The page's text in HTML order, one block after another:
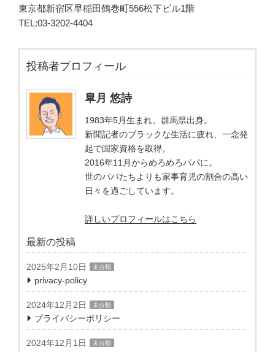
東京都新宿区早稲田鶴巻町556松下ビル1階
TEL:03-3202-4404
投稿者プロフィール
皐月 悠詩
1983年5月生まれ。群馬県出身。
新聞記者のブラックな生活に疲れ、一念発
起で国家資格を取得。
2016年11月からめろめろパパに。
世のパパたちよりも家事育児の割合の高い
日々を過ごしています。
詳しいプロフィールはこちら
最新の投稿
2025年2月10日 未分類
privacy-policy
2024年12月2日 未分類
プライバシーポリシー
2024年12月1日 未分類